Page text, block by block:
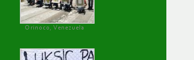
Orinoco, Venezuela